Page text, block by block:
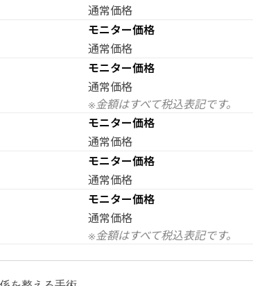
通常価格
モニター価格
通常価格
モニター価格
通常価格
※金額はすべて税込表記です。
モニター価格
通常価格
モニター価格
通常価格
モニター価格
通常価格
※金額はすべて税込表記です。